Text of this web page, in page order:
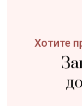
Хотите